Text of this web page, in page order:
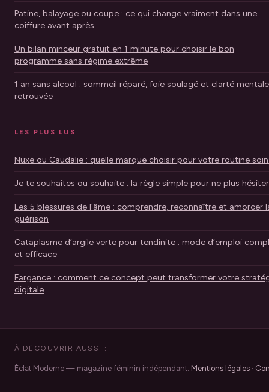
Patine, balayage ou coupe : ce qui change vraiment dans une
coiffure avant après
Un bilan minceur gratuit en 1 minute pour choisir le bon
programme sans régime extrême
1 an sans alcool : sommeil réparé, foie soulagé et clarté mentale
retrouvée
LES PLUS LUS
Nuxe ou Caudalie : quelle marque choisir pour votre routine
Je te souhaites ou souhaite : la règle simple pour ne plus hésiter
Les 5 blessures de l'âme : comprendre, reconnaître et amorcer
guérison
Cataplasme d’argile verte pour tendinite : mode d’emploi
et efficace
Fargance : comment ce concept peut transformer votre
digitale
À DÉCOUVRIR AUSSI :
Éclat Moderne — magazine féminin indépendant. Mentions légales ·